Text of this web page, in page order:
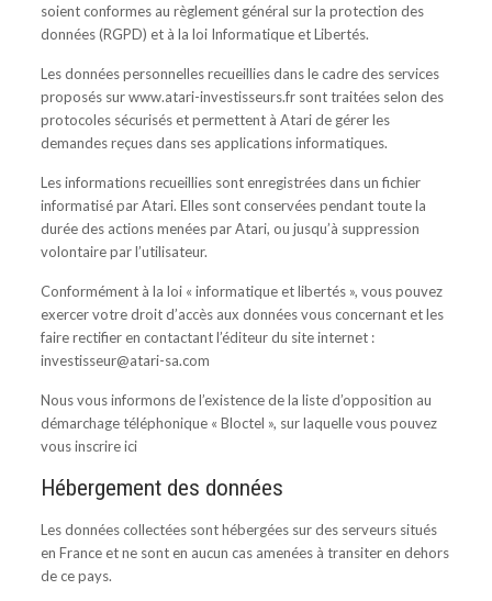
soient conformes au règlement général sur la protection des
données (RGPD) et à la loi Informatique et Libertés.
Les données personnelles recueillies dans le cadre des services
proposés sur www.atari-investisseurs.fr sont traitées selon des
protocoles sécurisés et permettent à Atari de gérer les
demandes reçues dans ses applications informatiques.
Les informations recueillies sont enregistrées dans un fichier
informatisé par Atari. Elles sont conservées pendant toute la
durée des actions menées par Atari, ou jusqu’à suppression
volontaire par l’utilisateur.
Conformément à la loi « informatique et libertés », vous pouvez
exercer votre droit d’accès aux données vous concernant et les
faire rectifier en contactant l’éditeur du site internet :
investisseur@atari-sa.com
Nous vous informons de l’existence de la liste d’opposition au
démarchage téléphonique « Bloctel », sur laquelle vous pouvez
vous inscrireici
Hébergement des données
Les données collectées sont hébergées sur des serveurs situés
en France et ne sont en aucun cas amenées à transiter en dehors
de ce pays.